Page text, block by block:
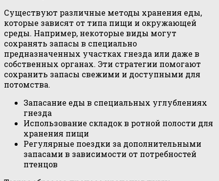
Существуют различные методы хранения еды,
которые зависят от типа пищи и окружающей
среды. Например, некоторые виды могут
сохранять запасы в специально
предназначенных участках гнезда или даже в
собственных органах. Эти стратегии помогают
сохранить запасы свежими и доступными для
потомства.
Запасание еды в специальных углублениях
гнезда
Использование складок в ротной полости для
хранения пищи
Регулярные поездки за дополнительными
запасами в зависимости от потребностей
птенцов